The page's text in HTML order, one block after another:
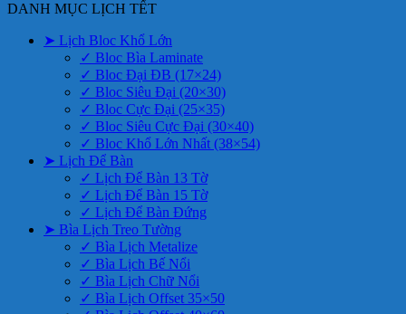
DANH MỤC LỊCH TẾT
➤ Lịch Bloc Khổ Lớn
✓ Bloc Bìa Laminate
✓ Bloc Đại ĐB (17×24)
✓ Bloc Siêu Đại (20×30)
✓ Bloc Cực Đại (25×35)
✓ Bloc Siêu Cực Đại (30×40)
✓ Bloc Khổ Lớn Nhất (38×54)
➤ Lịch Để Bàn
✓ Lịch Để Bàn 13 Tờ
✓ Lịch Để Bàn 15 Tờ
✓ Lịch Để Bàn Đứng
➤ Bìa Lịch Treo Tường
✓ Bìa Lịch Metalize
✓ Bìa Lịch Bế Nổi
✓ Bìa Lịch Chữ Nổi
✓ Bìa Lịch Offset 35×50